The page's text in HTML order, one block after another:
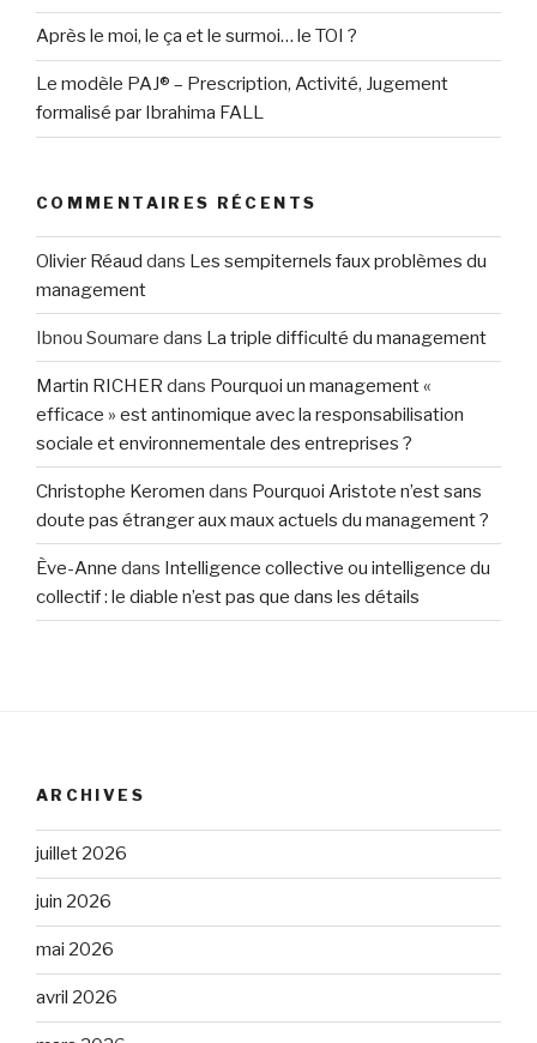
Après le moi, le ça et le surmoi… le TOI ?
Le modèle PAJ® – Prescription, Activité, Jugement
formalisé par Ibrahima FALL
COMMENTAIRES RÉCENTS
Olivier Réaud dans Les sempiternels faux problèmes du
management
Ibnou Soumare dans La triple difficulté du management
Martin RICHER dans Pourquoi un management «
efficace » est antinomique avec la responsabilisation
sociale et environnementale des entreprises ?
Christophe Keromen dans Pourquoi Aristote n’est sans
doute pas étranger aux maux actuels du management ?
Ève-Anne dans Intelligence collective ou intelligence du
collectif : le diable n’est pas que dans les détails
ARCHIVES
juillet 2026
juin 2026
mai 2026
avril 2026